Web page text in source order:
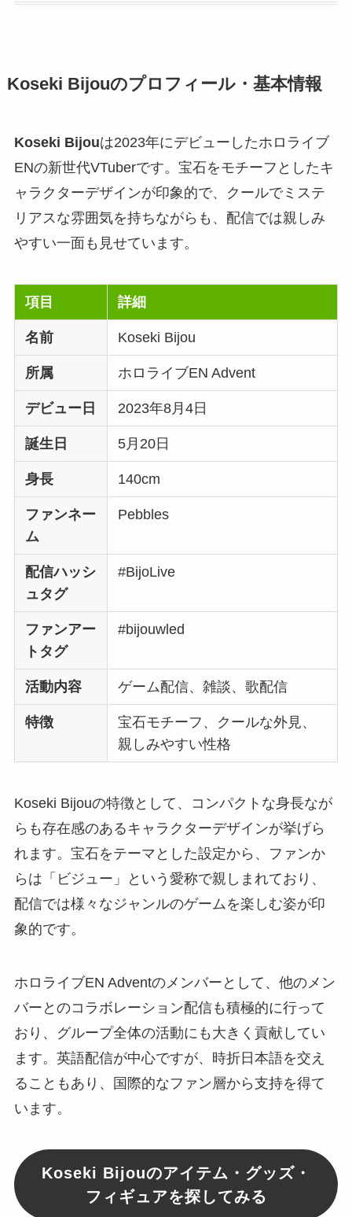
Koseki Bijouのプロフィール・基本情報
Koseki Bijouは2023年にデビューしたホロライブ
ENの新世代VTuberです。宝石をモチーフとしたキ
ャラクターデザインが印象的で、クールでミステ
リアスな雰囲気を持ちながらも、配信では親しみ
やすい一面も見せています。
項目 詳細
名前 Koseki Bijou
所属 ホロライブEN Advent
デビュー日 2023年8月4日
誕生日 5月20日
身長 140cm
ファンネー
ム
Pebbles
配信ハッシ
ュタグ
#BijoLive
ファンアー
トタグ
#bijouwled
活動内容 ゲーム配信、雑談、歌配信
特徴
宝石モチーフ、クールな外見、
親しみやすい性格
Koseki Bijouの特徴として、コンパクトな身長なが
らも存在感のあるキャラクターデザインが挙げら
れます。宝石をテーマとした設定から、ファンか
らは「ビジュー」という愛称で親しまれており、
配信では様々なジャンルのゲームを楽しむ姿が印
象的です。
ホロライブEN Adventのメンバーとして、他のメン
バーとのコラボレーション配信も積極的に行って
おり、グループ全体の活動にも大きく貢献してい
ます。英語配信が中心ですが、時折日本語を交え
ることもあり、国際的なファン層から支持を得て
います。
Koseki Bijouのアイテム・グッズ・
フィギュアを探してみる